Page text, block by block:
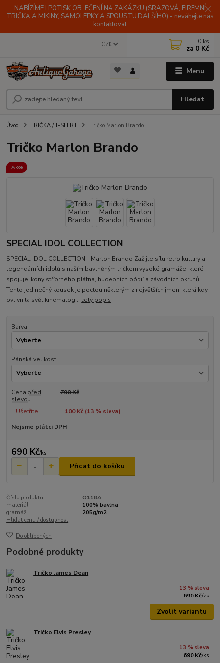
NABÍZÍME I POTISK OBLEČENÍ NA ZAKÁZKU (SRAZOVÁ, FIREMNÍ
TRIČKA A MIKINY, SAMOLEPKY A SPOUSTU DALŠÍHO) - neváhejte nás
kontaktovat
Menu
CZK
Hledat
0 ks
za 0 Kč
Úvod TRIČKA / T-SHIRT Tričko Marlon Brando
Tričko Marlon Brando
Akce
SPECIAL IDOL COLLECTION
SPECIAL IDOL COLLECTION - Marlon Brando Zažijte sílu retro kultury a
legendárních idolů s naším bavlněným tričkem vysoké gramáže, které
spojuje ikony stříbrného plátna, hudebních pódií a závodních okruhů.
Tento jedinečný kousek je poctou některým z největších jmen, která kdy
ovlivnila svět kinematog... celý popis
Barva
Pánská velikost
Cena před
slevou
790 Kč
Ušetříte 100 Kč (13% sleva)
Nejsme plátci DPH
690 Kč/ks
Přidat do košíku
Číslo produktu:
O118A
materiál:
100% bavlna
gramáž:
205g/m2
Hlídat cenu / dostupnost
Do oblíbených
Podobné produkty
Tričko James Dean
13 % sleva
690 Kč/ks
Zvolit variantu
Tričko Elvis Presley
13 % sleva
690 Kč/ks